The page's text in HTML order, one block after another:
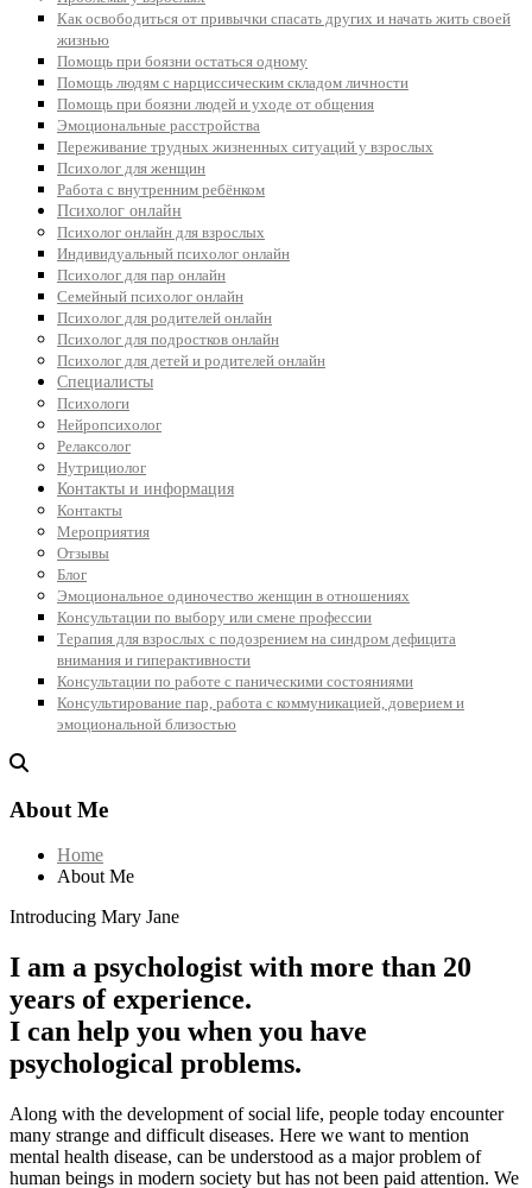
Как освободиться от привычки спасать других и начать жить своей
жизнью
Помощь при боязни остаться одному
Помощь людям с нарциссическим складом личности
Помощь при боязни людей и уходе от общения
Эмоциональные расстройства
Переживание трудных жизненных ситуаций у взрослых
Психолог для женщин
Работа с внутренним ребёнком
Психолог онлайн
Психолог онлайн для взрослых
Индивидуальный психолог онлайн
Психолог для пар онлайн
Семейный психолог онлайн
Психолог для родителей онлайн
Психолог для подростков онлайн
Психолог для детей и родителей онлайн
Специалисты
Психологи
Нейропсихолог
Релаксолог
Нутрициолог
Контакты и информация
Контакты
Мероприятия
Отзывы
Блог
Эмоциональное одиночество женщин в отношениях
Консультации по выбору или смене профессии
Терапия для взрослых с подозрением на синдром дефицита
внимания и гиперактивности
Консультации по работе с паническими состояниями
Консультирование пар, работа с коммуникацией, доверием и
эмоциональной близостью
About Me
Home
About Me
Introducing Mary Jane
I am a psychologist with more than 20
years of experience.
I can help you when you have
psychological problems.
Along with the development of social life, people today encounter
many strange and difficult diseases. Here we want to mention
mental health disease, can be understood as a major problem of
human beings in modern society but has not been paid attention. We